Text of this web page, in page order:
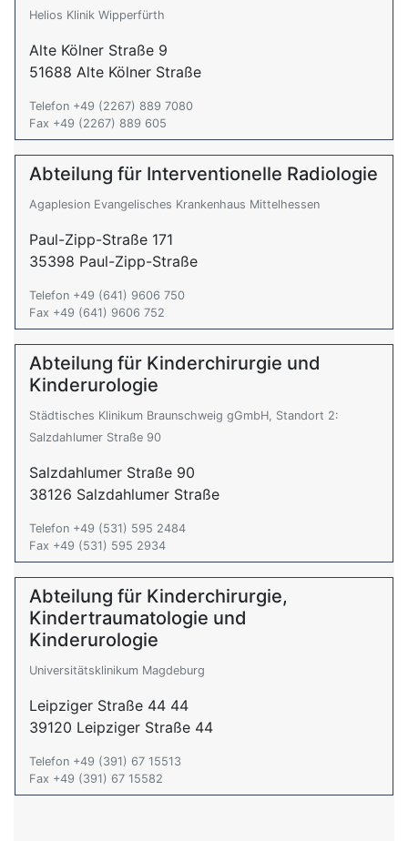
Helios Klinik Wipperfürth
Alte Kölner Straße 9
51688 Alte Kölner Straße
Telefon +49 (2267) 889 7080
Fax +49 (2267) 889 605
Abteilung für Interventionelle Radiologie
Agaplesion Evangelisches Krankenhaus Mittelhessen
Paul-Zipp-Straße 171
35398 Paul-Zipp-Straße
Telefon +49 (641) 9606 750
Fax +49 (641) 9606 752
Abteilung für Kinderchirurgie und
Kinderurologie
Städtisches Klinikum Braunschweig gGmbH, Standort 2:
Salzdahlumer Straße 90
Salzdahlumer Straße 90
38126 Salzdahlumer Straße
Telefon +49 (531) 595 2484
Fax +49 (531) 595 2934
Abteilung für Kinderchirurgie,
Kindertraumatologie und
Kinderurologie
Universitätsklinikum Magdeburg
Leipziger Straße 44 44
39120 Leipziger Straße 44
Telefon +49 (391) 67 15513
Fax +49 (391) 67 15582